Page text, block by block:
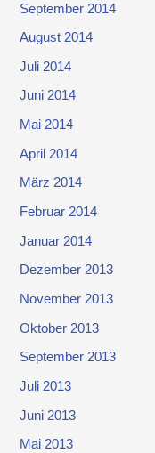
September 2014
August 2014
Juli 2014
Juni 2014
Mai 2014
April 2014
März 2014
Februar 2014
Januar 2014
Dezember 2013
November 2013
Oktober 2013
September 2013
Juli 2013
Juni 2013
Mai 2013